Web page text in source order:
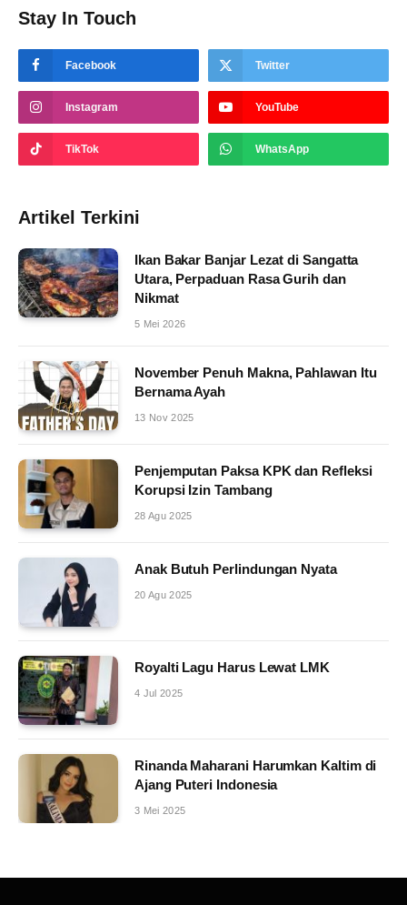
Stay In Touch
Facebook Twitter
Instagram YouTube
TikTok WhatsApp
Artikel Terkini
Ikan Bakar Banjar Lezat di Sangatta
Utara, Perpaduan Rasa Gurih dan
Nikmat
5 Mei 2026
November Penuh Makna, Pahlawan Itu
Bernama Ayah
13 Nov 2025
Penjemputan Paksa KPK dan Refleksi
Korupsi Izin Tambang
28 Agu 2025
Anak Butuh Perlindungan Nyata
20 Agu 2025
Royalti Lagu Harus Lewat LMK
4 Jul 2025
Rinanda Maharani Harumkan Kaltim di
Ajang Puteri Indonesia
3 Mei 2025